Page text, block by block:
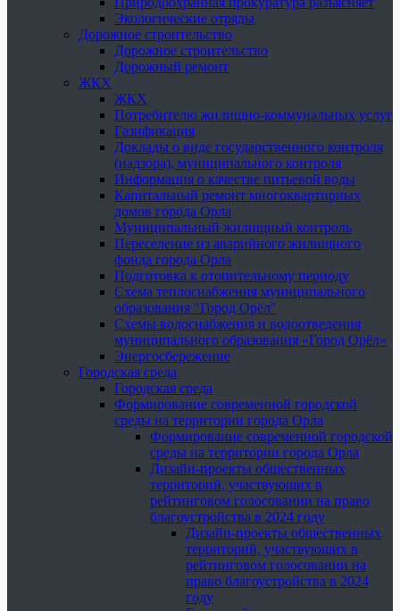
Экологические отряды
Дорожное строительство
Дорожное строительство
Дорожный ремонт
ЖКХ
ЖКХ
Потребителю жилищно-коммунальных услуг
Газификация
Доклады о виде государственного контроля
(надзора), муниципального контроля
Информация о качестве питьевой воды
Капитальный ремонт многоквартирных
домов города Орла
Муниципальный жилищный контроль
Переселение из аварийного жилищного
фонда города Орла
Подготовка к отопительному периоду
Схема теплоснабжения муниципального
образования "Город Орёл"
Схемы водоснабжения и водоотведения
муниципального образования «Город Орёл»
Энергосбережение
Городская среда
Городская среда
Формирование современной городской
среды на территории города Орла
Формирование современной городской
среды на территории города Орла
Дизайн-проекты общественных
территорий, участвующих в
рейтинговом голосовании на право
благоустройства в 2024 году
Дизайн-проекты общественных
территорий, участвующих в
рейтинговом голосовании на
право благоустройства в 2024
году